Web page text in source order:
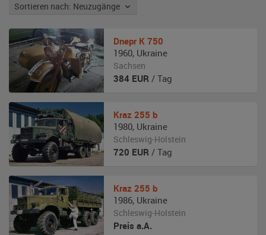
Sortieren nach: Neuzugänge
Dnepr K 750
1960, Ukraine
Sachsen
384 EUR / Tag
Kraz 255 b
1980, Ukraine
Schleswig-Holstein
720 EUR / Tag
Kraz 255 b
1986, Ukraine
Schleswig-Holstein
Preis a.A.